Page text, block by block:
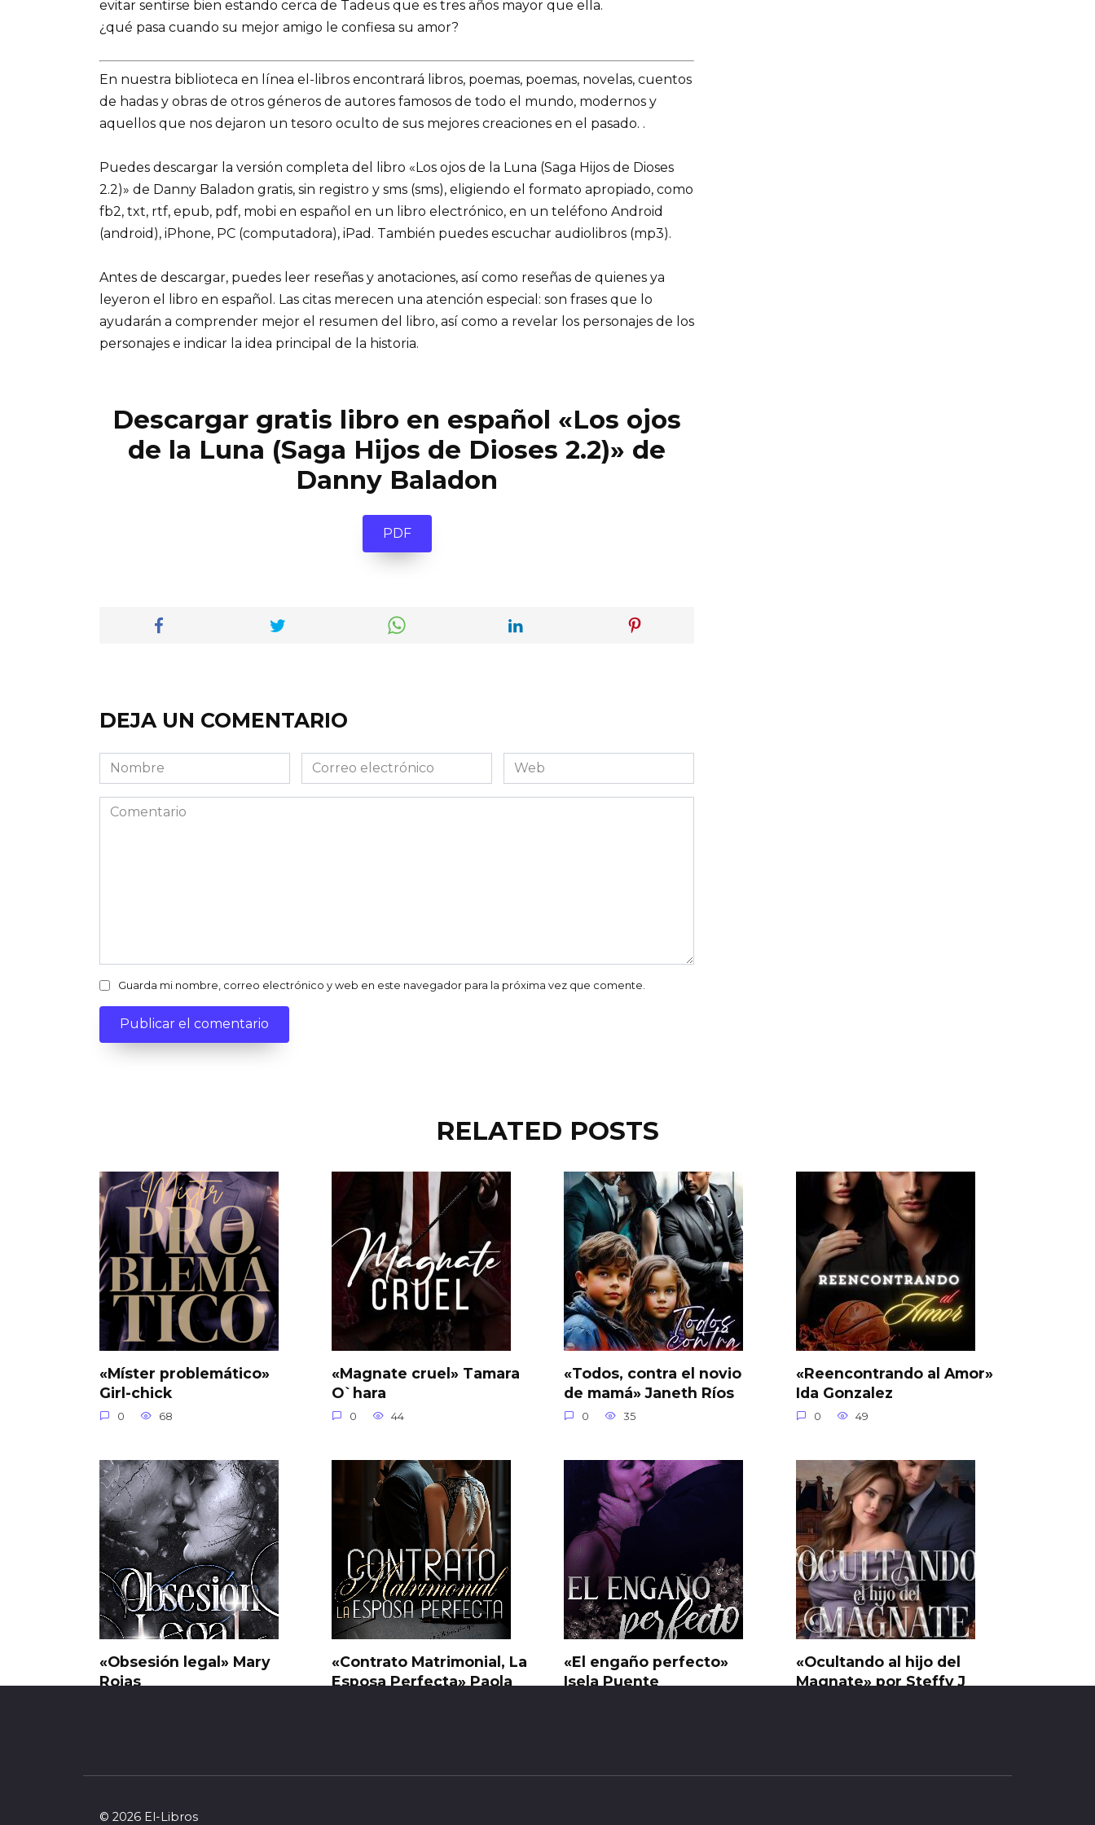
evitar sentirse bien estando cerca de Tadeus que es tres años mayor que ella.
¿qué pasa cuando su mejor amigo le confiesa su amor?
En nuestra biblioteca en línea el-libros encontrará libros, poemas, poemas, novelas, cuentos
de hadas y obras de otros géneros de autores famosos de todo el mundo, modernos y
aquellos que nos dejaron un tesoro oculto de sus mejores creaciones en el pasado. .
Puedes descargar la versión completa del libro «Los ojos de la Luna (Saga Hijos de Dioses
2.2)» de Danny Baladon gratis, sin registro y sms (sms), eligiendo el formato apropiado, como
fb2, txt, rtf, epub, pdf, mobi en español en un libro electrónico, en un teléfono Android
(android), iPhone, PC (computadora), iPad. También puedes escuchar audiolibros (mp3).
Antes de descargar, puedes leer reseñas y anotaciones, así como reseñas de quienes ya
leyeron el libro en español. Las citas merecen una atención especial: son frases que lo
ayudarán a comprender mejor el resumen del libro, así como a revelar los personajes de los
personajes e indicar la idea principal de la historia.
Descargar gratis libro en español «Los ojos
de la Luna (Saga Hijos de Dioses 2.2)» de
Danny Baladon
PDF
DEJA UN COMENTARIO
Nombre
Correo
electrónico
Web
Comentario
Guarda mi nombre, correo electrónico y web en este navegador para la próxima vez que comente.
RELATED POSTS
«Míster problemático»
Girl-chick
0 68
«Magnate cruel» Tamara
O`hara
0 44
«Todos, contra el novio
de mamá» Janeth Ríos
0 35
«Reencontrando al Amor»
Ida Gonzalez
0 49
«Obsesión legal» Mary
Rojas
«Contrato Matrimonial, La
Esposa Perfecta» Paola
«El engaño perfecto»
Isela Puente
«Ocultando al hijo del
Magnate» por Steffy J
© 2026 El-Libros